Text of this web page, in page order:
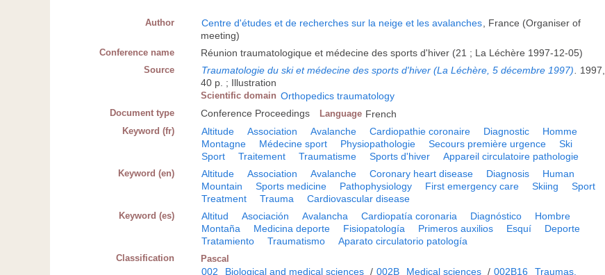
Author Centre d'études et de recherches sur la neige et les avalanches, France (Organiser of
meeting)
Conference name Réunion traumatologique et médecine des sports d'hiver (21 ; La Léchère 1997-12-05)
Source Traumatologie du ski et médecine des sports d'hiver (La Léchère, 5 décembre 1997). 1997,
40 p. ; Illustration
Scientific domain Orthopedics traumatology
Document type Conference Proceedings Language French
Keyword (fr) Altitude Association Avalanche Cardiopathie coronaire Diagnostic
Homme
Montagne
Médecine sport Physiopathologie Secours première urgence
Ski
Sport
Traitement Traumatisme Sports d'hiver Appareil circulatoire pathologie
Keyword (en) Altitude Association Avalanche Coronary heart disease Diagnosis
Human
Mountain
Sports medicine Pathophysiology First emergency care Skiing
Sport
Treatment
Trauma Cardiovascular disease
Keyword (es) Altitud Asociación Avalancha Cardiopatía coronaria Diagnóstico
Hombre
Montaña
Medicina deporte Fisiopatología Primeros auxilios Esquí
Deporte
Tratamiento
Traumatismo Aparato circulatorio patología
Classification Pascal
002 Biological and medical sciences / 002B Medical sciences / 002B16 Traumas.